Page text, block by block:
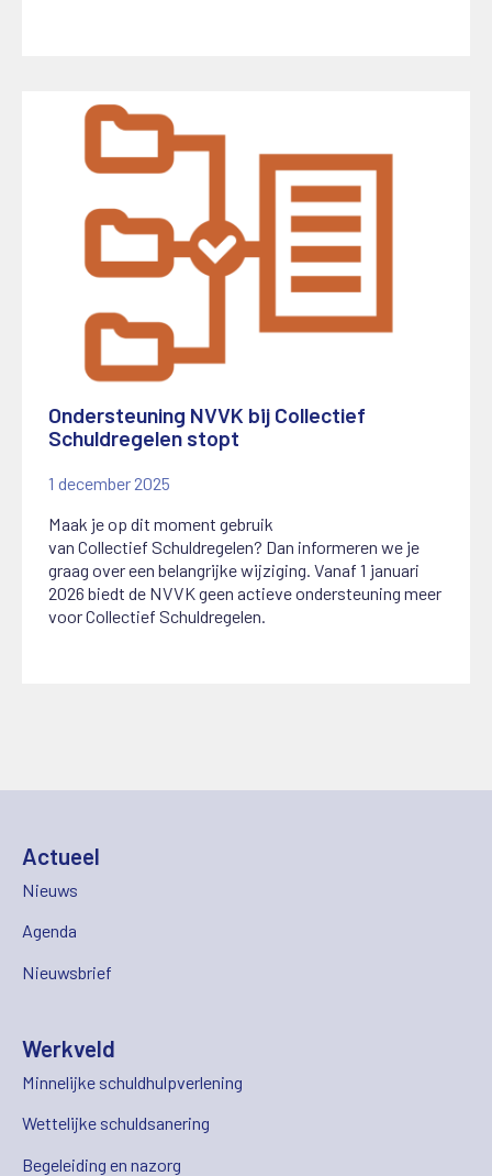
Ondersteuning NVVK bij Collectief
Schuldregelen stopt
1 december 2025
Maak je op dit moment gebruik
vanCollectiefSchuldregelen? Dan informeren we je
graag over een belangrijke wijziging. Vanaf 1 januari
2026 biedt de NVVK geen actieve ondersteuning meer
voor Collectief Schuldregelen.
Actueel
Nieuws
Agenda
Nieuwsbrief
Werkveld
Minnelijke schuldhulpverlening
Wettelijke schuldsanering
Begeleiding en nazorg